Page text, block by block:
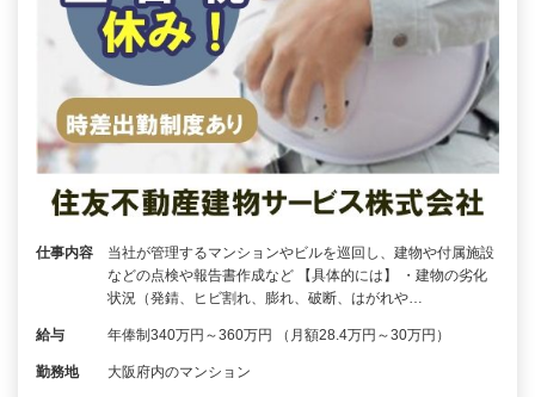
仕事内容
当社が管理するマンションやビルを巡回し、建物や付属施設
などの点検や報告書作成など 【具体的には】 ・建物の劣化
状況（発錆、ヒビ割れ、膨れ、破断、はがれや…
給与 年俸制340万円～360万円 （月額28.4万円～30万円）
勤務地 大阪府内のマンション